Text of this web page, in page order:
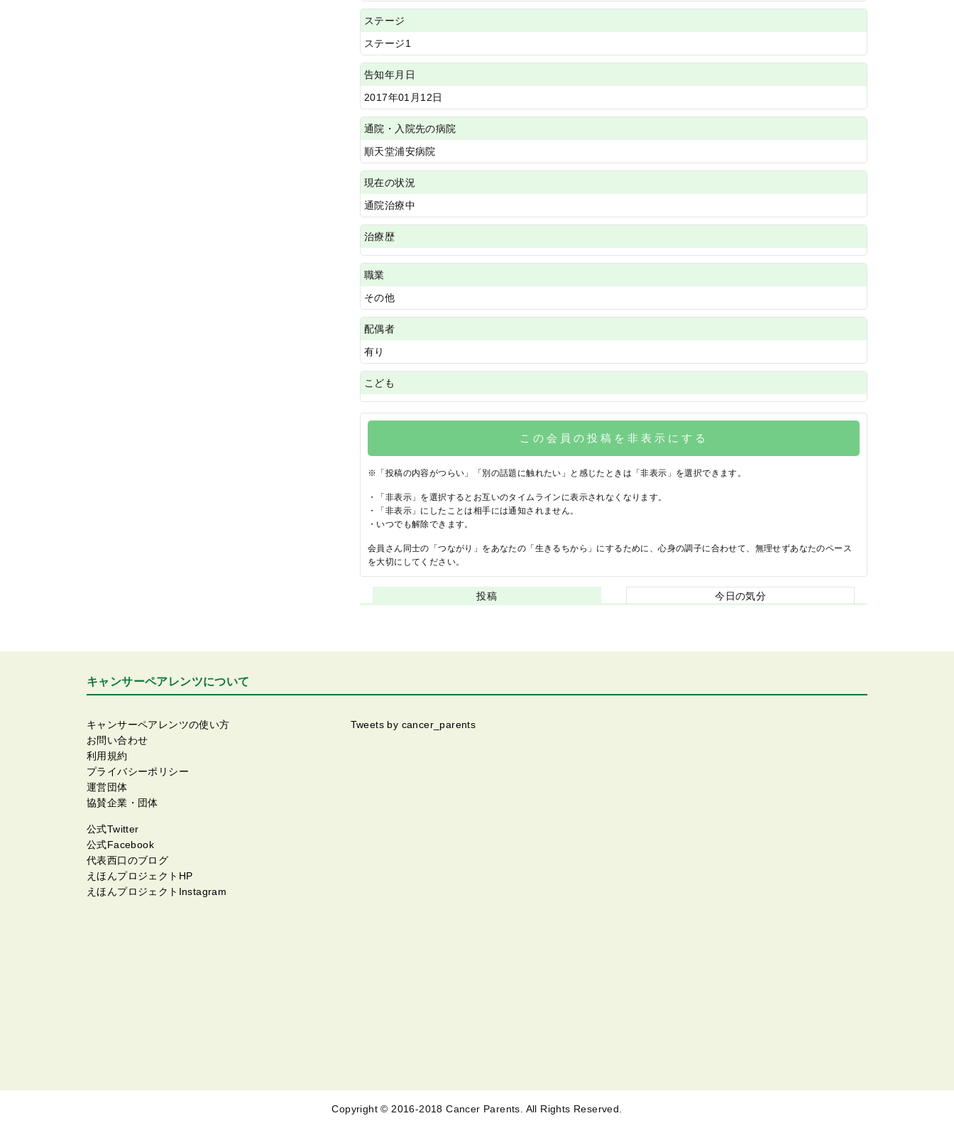
ステージ
ステージ1
告知年月日
2017年01月12日
通院・入院先の病院
順天堂浦安病院
現在の状況
通院治療中
治療歴
職業
その他
配偶者
有り
こども
この会員の投稿を非表示にする
※「投稿の内容がつらい」「別の話題に触れたい」と感じたときは「非表示」を選択できます。
・「非表示」を選択するとお互いのタイムラインに表示されなくなります。
・「非表示」にしたことは相手には通知されません。
・いつでも解除できます。
会員さん同士の「つながり」をあなたの「生きるちから」にするために、心身の調子に合わせて、無理せずあなたのペース
を大切にしてください。
投稿 今日の気分
キャンサーペアレンツについて
キャンサーペアレンツの使い方
お問い合わせ
利用規約
プライバシーポリシー
運営団体
協賛企業・団体
公式Twitter
公式Facebook
代表西口のブログ
えほんプロジェクトHP
えほんプロジェクトInstagram
Tweets by cancer_parents
Copyright © 2016-2018 Cancer Parents. All Rights Reserved.